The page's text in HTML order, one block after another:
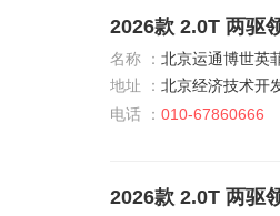
2026款 2.0T 两驱
名称 ： 北京运通博世英
地址 ： 北京经济技术开
电话 ： 010-67860666
2026款 2.0T 两驱